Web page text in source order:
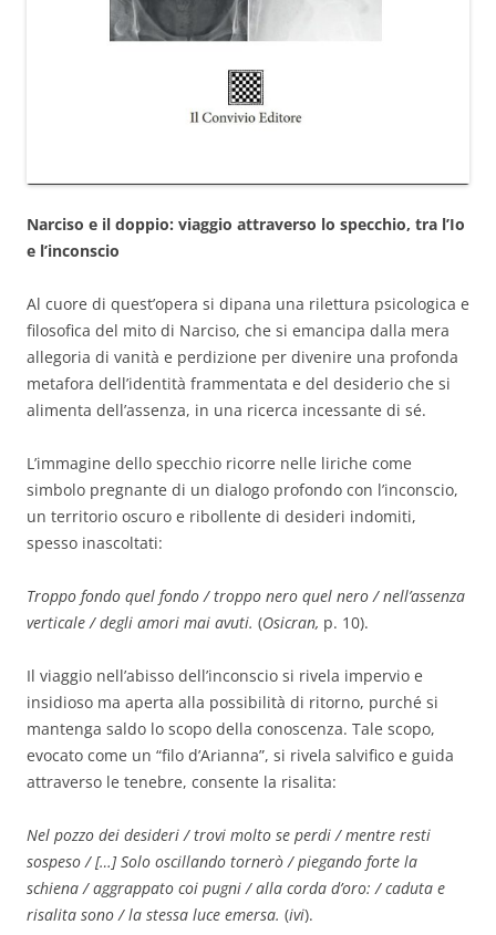
Narciso e il doppio: viaggio attraverso lo specchio, tra l’Io
e l’inconscio
Al cuore di quest’opera si dipana una rilettura psicologica e
filosofica del mito di Narciso, che si emancipa dalla mera
allegoria di vanità e perdizione per divenire una profonda
metafora dell’identità frammentata e del desiderio che si
alimenta dell’assenza, in una ricerca incessante di sé.
L’immagine dello specchio ricorre nelle liriche come
simbolo pregnante di un dialogo profondo con l’inconscio,
un territorio oscuro e ribollente di desideri indomiti,
spesso inascoltati:
Troppo fondo quel fondo / troppo nero quel nero / nell’assenza
verticale / degli amori mai avuti. (Osicran, p. 10).
Il viaggio nell’abisso dell’inconscio si rivela impervio e
insidioso ma aperta alla possibilità di ritorno, purché si
mantenga saldo lo scopo della conoscenza. Tale scopo,
evocato come un “filo d’Arianna”, si rivela salvifico e guida
attraverso le tenebre, consente la risalita:
Nel pozzo dei desideri / trovi molto se perdi / mentre resti
sospeso / […] Solo oscillando tornerò / piegando forte la
schiena / aggrappato coi pugni / alla corda d’oro: / caduta e
risalita sono / la stessa luce emersa. (ivi).